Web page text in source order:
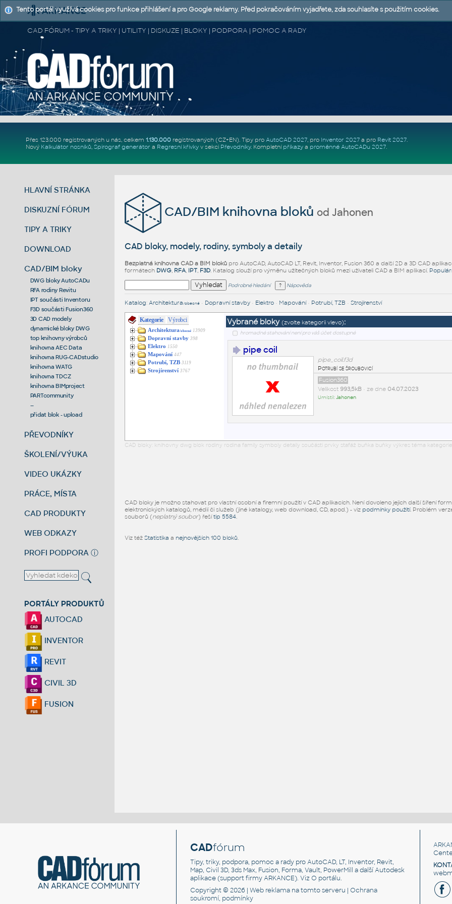
CAD FÓRUM - TIPY A TRIKY | UTILITY | DISKUZE | BLOKY | PODPORA | POMOC A RADY
Přes 123.000 registrovaných u nás, celkem 1.130.000registrovaných (CZ+EN). Tipy pro AutoCAD 2027, pro Inventor 2027a pro Revit 2027.
Nový Kalkulátor nosníků, Spirograf generátor a Regresní křivkyv sekci Převodníky. Kompletní příkazya proměnné AutoCADu 2027.
HLAVNÍ STRÁNKA
DISKUZNÍ FÓRUM
TIPY A TRIKY
DOWNLOAD
CAD/BIM bloky
DWG bloky AutoCADu
RFA rodiny Revitu
IPT součásti Inventoru
F3D součásti Fusion360
3D CAD modely
dynamické bloky DWG
top knihovny výrobců
knihovna AEC Data
knihovna RUG-CADstudio
knihovna WATG
knihovna TDCZ
knihovna BIMproject
PARTcommunity
--
přidat blok - upload
PŘEVODNÍKY
ŠKOLENÍ/VÝUKA
VIDEO UKÁZKY
PRÁCE, MÍSTA
CAD PRODUKTY
WEB ODKAZY
PROFI PODPORA ⓘ
PORTÁLY PRODUKTŮ
AUTOCAD
INVENTOR
REVIT
CIVIL 3D
FUSION
CAD/BIM knihovna blokůod Jahonen
CAD bloky, modely, rodiny, symboly a detaily
Bezplatná knihovna CAD a BIM blokůpro AutoCAD, AutoCAD LT, Revit, Inventor, Fusion 360 a další 2D a 3D CAD
formátech DWG, RFA, IPT, F3D. Katalog slouží pro výměnu užitečných bloků mezi uživateli CAD a BIM aplikací.
Podrobné hledání Nápověda
Katalog: Architektura /obecné• Dopravní stavby• Elektro• Mapování• Potrubí, TZB • Strojírenství
Kategorie Výrobci
Architektura/obecné 13909
Dopravní stavby 398
Elektro 1550
Mapování 447
Potrubí, TZB 3119
Strojírenství 3767
Vybrané bloky (zvolte kategorii vlevo):
hromadné stahování není pro váš účet dostupné
pipe coil
pipe_coil.f3d
Potrubí se šroubovicí
Fusion360
Velikost 993,5kB• ze dne 04.07.2023
Umístil:Jahonen
CAD bloky: knihovny dwg blok rodiny rodina family symboly detaily součásti prvky stafáž buňka buňky výkres téma
CAD bloky je možno stahovat pro vlastní osobní a firemní použití v CAD aplikacích. Není dovoleno jejich další šíření
elektronických katalogů, médií či služeb (jiné katalogy, web download, CD, apod.) - viz podmínky použití. Problém
souborů (neplatný soubor) řešítip 5584.
Viz též Statistika a nejnovějších 100 bloků.
CADfórum
Tipy, triky, podpora, pomoc a rady pro AutoCAD, LT, Inventor, Revit,
Map, Civil 3D, 3ds Max, Fusion, Forma, Vault, PowerMill a další Autodesk
aplikace (support firmy ARKANCE). VizO portálu.
Copyright © 2026 |Web reklama na tomto serveru |Ochrana
soukromí, podmínky
Tento portál využívá cookies pro funkce přihlášení a pro Google reklamy. Před pokračováním vyjadřete, zda souhlasíte s použitím cookies.